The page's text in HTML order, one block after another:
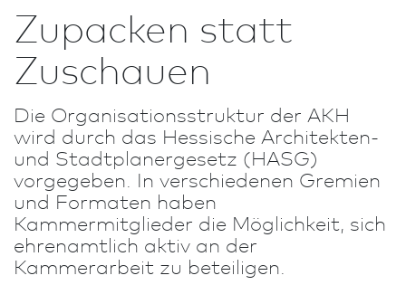
Zupacken statt
Zuschauen
Die Organisationsstruktur der AKH
wird durch das Hessische Architekten-
und Stadt­planergesetz (HASG)
vorgegeben. In verschiedenen Gremien
und Formaten haben
Kammermitglieder die Möglichkeit, sich
ehrenamtlich aktiv an der
Kammerarbeit zu beteiligen.